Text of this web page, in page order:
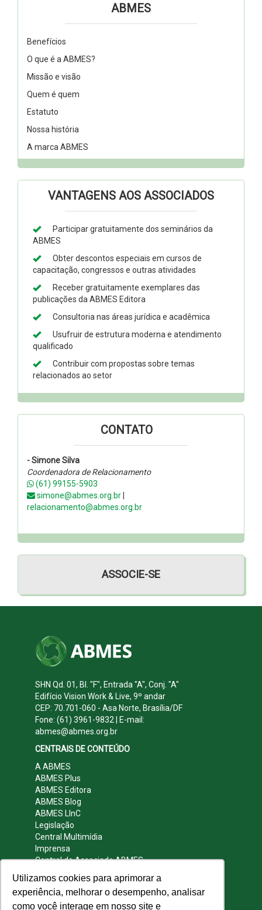
Utilizamos cookies para aprimorar a
experiência, melhorar o desempenho, analisar
como você interage em nosso site e
ABMES
Benefícios
O que é a ABMES?
Missão e visão
Quem é quem
Estatuto
Nossa história
A marca ABMES
VANTAGENS AOS ASSOCIADOS
Participar gratuitamente dos seminários da
ABMES
Obter descontos especiais em cursos de
capacitação, congressos e outras atividades
Receber gratuitamente exemplares das
publicações da ABMES Editora
Consultoria nas áreas jurídica e acadêmica
Usufruir de estrutura moderna e atendimento
qualificado
Contribuir com propostas sobre temas
relacionados ao setor
CONTATO
- Simone Silva
Coordenadora de Relacionamento
(61) 99155-5903
simone@abmes.org.br
relacionamento@abmes.org.br
ASSOCIE-SE
SHN Qd. 01, Bl. "F", Entrada "A", Conj. "A"
Edifício Vision Work & Live, 9º andar
CEP: 70.701-060 - Asa Norte, Brasília/DF
Fone: (61) 3961-9832 | E-mail:
abmes@abmes.org.br
CENTRAIS DE CONTEÚDO
A ABMES
ABMES Plus
ABMES Editora
ABMES Blog
ABMES LInC
Legislação
Central Multimídia
Imprensa
Central do Associado ABMES
REDES SOCIAIS